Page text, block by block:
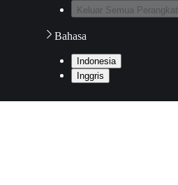
Keluar Semua Perangkat
Bahasa
Indonesia
Inggris